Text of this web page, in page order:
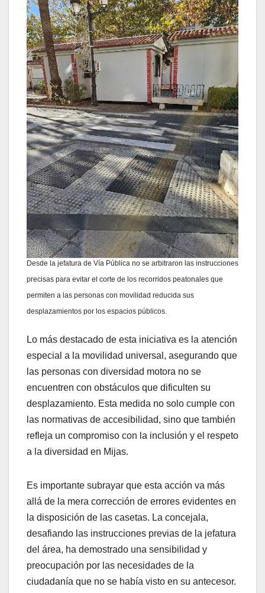
Desde la jefatura de Vía Pública no se arbitraron las instrucciones
precisas para evitar el corte de los recorridos peatonales que
permiten a las personas con movilidad reducida sus
desplazamientos por los espacios públicos.
Lo más destacado de esta iniciativa es la atención
especial a la movilidad universal, asegurando que
las personas con diversidad motora no se
encuentren con obstáculos que dificulten su
desplazamiento. Esta medida no solo cumple con
las normativas de accesibilidad, sino que también
refleja un compromiso con la inclusión y el respeto
a la diversidad en Mijas.
Es importante subrayar que esta acción va más
allá de la mera corrección de errores evidentes en
la disposición de las casetas. La concejala,
desafiando las instrucciones previas de la jefatura
del área, ha demostrado una sensibilidad y
preocupación por las necesidades de la
ciudadanía que no se había visto en su antecesor.